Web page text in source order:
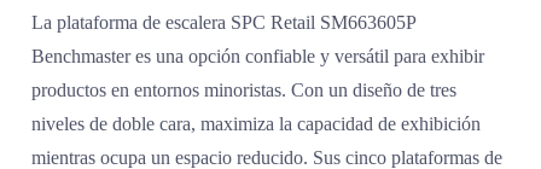
La plataforma de escalera SPC Retail SM663605P
Benchmaster es una opción confiable y versátil para exhibir
productos en entornos minoristas. Con un diseño de tres
niveles de doble cara, maximiza la capacidad de exhibición
mientras ocupa un espacio reducido. Sus cinco plataformas de